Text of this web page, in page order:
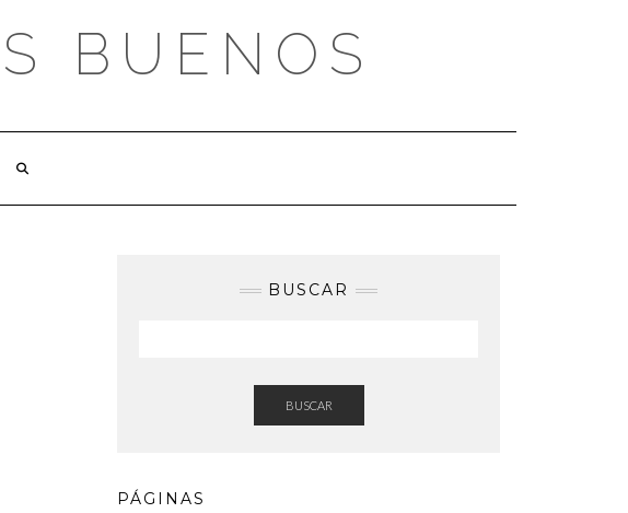
BUENOS
BUSCAR
BUSCAR
PÁGINAS